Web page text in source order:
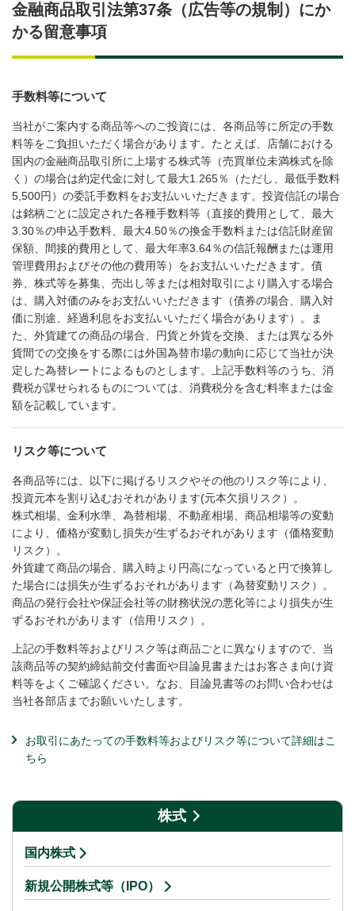
金融商品取引法第37条（広告等の規制）にか
かる留意事項
手数料等について
当社がご案内する商品等へのご投資には、各商品等に所定の手数
料等をご負担いただく場合があります。たとえば、店舗における
国内の金融商品取引所に上場する株式等（売買単位未満株式を除
く）の場合は約定代金に対して最大1.265％（ただし、最低手数料
5,500円）の委託手数料をお支払いいただきます。投資信託の場合
は銘柄ごとに設定された各種手数料等（直接的費用として、最大
3.30％の申込手数料、最大4.50％の換金手数料または信託財産留
保額、間接的費用として、最大年率3.64％の信託報酬または運用
管理費用およびその他の費用等）をお支払いいただきます。債
券、株式等を募集、売出し等または相対取引により購入する場合
は、購入対価のみをお支払いいただきます（債券の場合、購入対
価に別途、経過利息をお支払いいただく場合があります）。ま
た、外貨建ての商品の場合、円貨と外貨を交換、または異なる外
貨間での交換をする際には外国為替市場の動向に応じて当社が決
定した為替レートによるものとします。上記手数料等のうち、消
費税が課せられるものについては、消費税分を含む料率または金
額を記載しています。
リスク等について
各商品等には、以下に掲げるリスクやその他のリスク等により、
投資元本を割り込むおそれがあります(元本欠損リスク）。
株式相場、金利水準、為替相場、不動産相場、商品相場等の変動
により、価格が変動し損失が生ずるおそれがあります（価格変動
リスク）。
外貨建て商品の場合、購入時より円高になっていると円で換算し
た場合には損失が生ずるおそれがあります（為替変動リスク）。
商品の発行会社や保証会社等の財務状況の悪化等により損失が生
ずるおそれがあります（信用リスク）。
上記の手数料等およびリスク等は商品ごとに異なりますので、当
該商品等の契約締結前交付書面や目論見書またはお客さま向け資
料等をよくご確認ください。なお、目論見書等のお問い合わせは
当社各部店までお願いいたします。
お取引にあたっての手数料等およびリスク等について詳細はこ
ちら
株式
国内株式
新規公開株式等（IPO）